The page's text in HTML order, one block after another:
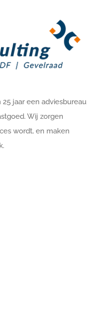
jaar een adviesbureau
Wij zorgen
wordt, en maken